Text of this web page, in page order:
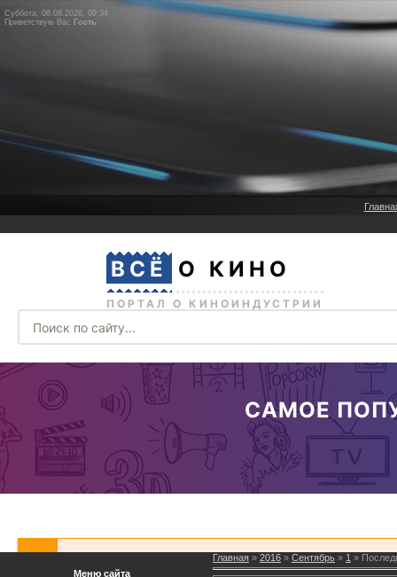
Суббота, 08.08.2026, 09:34
Приветствую Вас Гость
Меню сайта
Главная » 2016 » Сентябрь » 1 »